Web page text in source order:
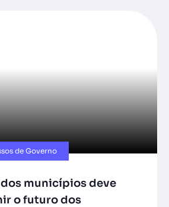
de Governo
municípios deve
o futuro dos